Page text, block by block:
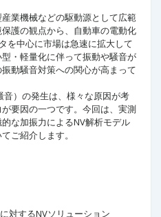
業機械などの駆動源として広範
護の観点から、自動車の電動化
を中心に市場は急速に拡大して
・軽量化に伴って振動や騒音が
動騒音対策への関心が高まって
）の発生は、様々な原因が考
要因の一つです。今回は、実測
な加振力によるNV解析モデル
ご紹介します。​
対するNVソリューション​